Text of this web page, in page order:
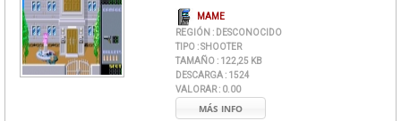
MAME
REGIÓN : DESCONOCIDO
TIPO :SHOOTER
TAMAÑO : 122,25 KB
DESCARGA : 1524
VALORAR : 0.00
MÁS INFO